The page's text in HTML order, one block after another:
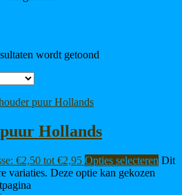
wordt getoond
Hollands
€2,50 tot €2,95 Opties selecteren Dit
variaties. Deze optie kan gekozen